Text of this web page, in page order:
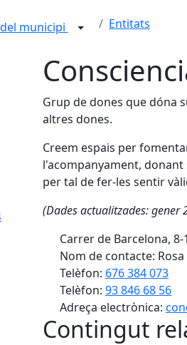
municipi Entitats
Grup de dones que dóna
altres dones.
Creem espais per
l'acompanyament,
per tal de fer-les sentir
(Dades actualitzades: gener
Carrer de Barcelona,
Nom de contacte:
Telèfon: 676 384 073
Telèfon: 93 846 68 56
Adreça electrònica:
Contingut